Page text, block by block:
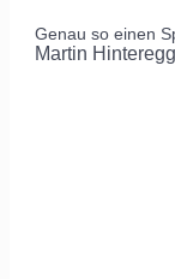
Genau so einen
Martin